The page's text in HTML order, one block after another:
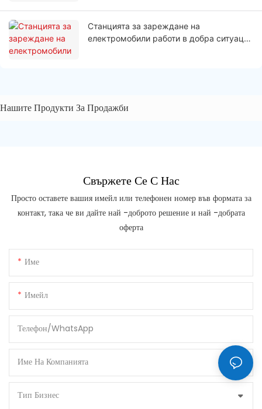
Станцията за зареждане на
електромобили работи в добра ситуация
Нашите Продукти За Продажби
Свържете Се С Нас
Просто оставете вашия имейл или телефонен номер във формата за
контакт, така че ви дайте най -доброто решение и най -добрата
оферта
Име
Имейл
Телефон/WhatsApp
Име На Компанията
Тип Бизнес